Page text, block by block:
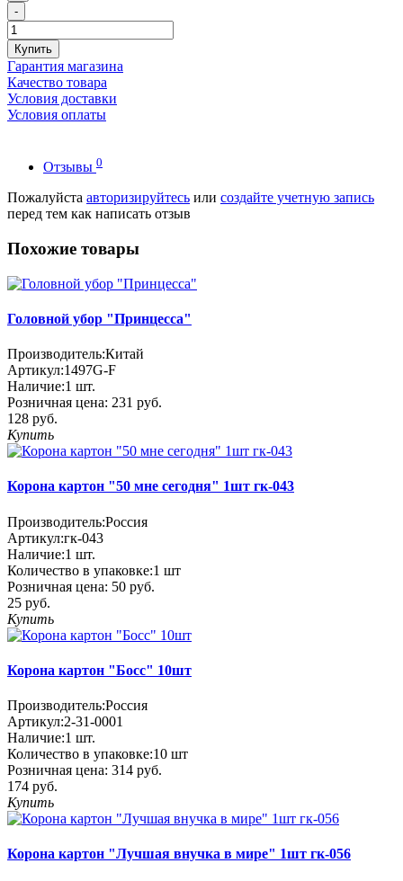
-
Купить
Гарантия магазина
Качество товара
Условия доставки
Условия оплаты
Отзывы 0
Пожалуйста авторизируйтесь или создайте учетную запись
перед тем как написать отзыв
Похожие товары
Головной убор "Принцесса"
Производитель:Китай
Артикул:1497G-F
Наличие:1 шт.
Розничная цена: 231 руб.
128 руб.
Купить
Корона картон "50 мне сегодня" 1шт гк-043
Производитель:Россия
Артикул:гк-043
Наличие:1 шт.
Количество в упаковке:1 шт
Розничная цена: 50 руб.
25 руб.
Купить
Корона картон "Босс" 10шт
Производитель:Россия
Артикул:2-31-0001
Наличие:1 шт.
Количество в упаковке:10 шт
Розничная цена: 314 руб.
174 руб.
Купить
Корона картон "Лучшая внучка в мире" 1шт гк-056